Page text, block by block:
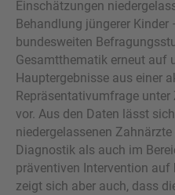
Einschätzungen
Behandlung jüngerer Kinder
bundesweiten
Gesamtthematik erneut auf
Hauptergebnisse aus einer
Repräsentativumfrage
vor. Aus den Daten lässt
niedergelassenen
Diagnostik als auch im
präventiven Intervention auf
zeigt sich aber auch, dass